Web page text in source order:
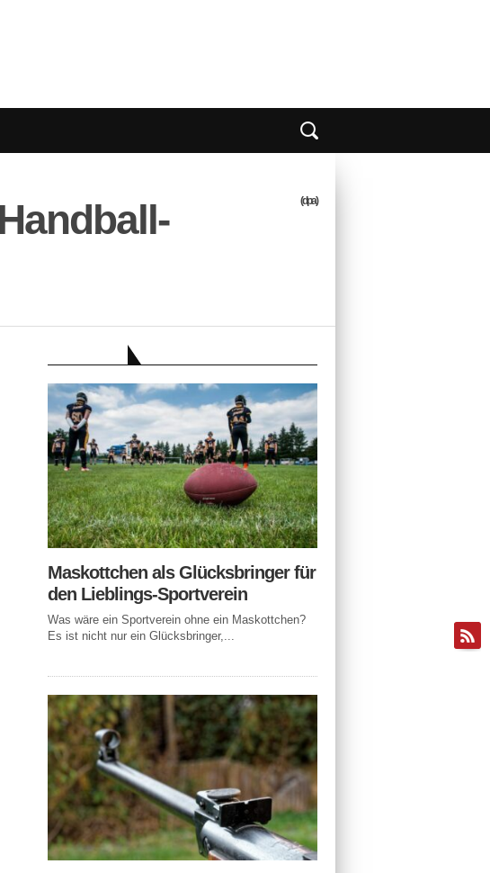
(dpa)
Maskottchen als Glücksbringer für
den Lieblings-Sportverein
Was wäre ein Sportverein ohne ein Maskottchen?
Es ist nicht nur ein Glücksbringer,...